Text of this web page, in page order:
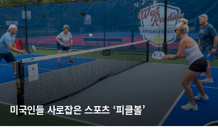
미국인들 사로잡은 스포츠 ‘피클볼’